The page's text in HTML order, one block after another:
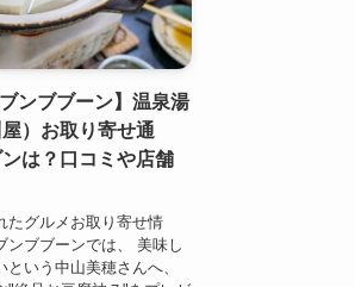
ンブブーン】温泉湯
）お取り寄せ通
は？口コミや店舗
たグルメお取り寄せ情
ンブブーンでは、 美味し
いう中山美穂さんへ、